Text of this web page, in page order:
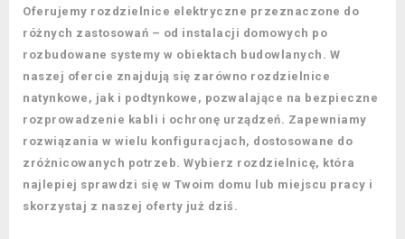
Oferujemy rozdzielnice elektryczne przeznaczone do
różnych zastosowań – od instalacji domowych po
rozbudowane systemy w obiektach budowlanych. W
naszej ofercie znajdują się zarówno rozdzielnice
natynkowe, jak i podtynkowe, pozwalające na bezpieczne
rozprowadzenie kabli i ochronę urządzeń. Zapewniamy
rozwiązania w wielu konfiguracjach, dostosowane do
zróżnicowanych potrzeb. Wybierz rozdzielnicę, która
najlepiej sprawdzi się w Twoim domu lub miejscu pracy i
skorzystaj z naszej oferty już dziś.